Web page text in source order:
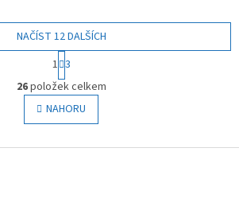
O
v
l
á
a
NAČÍST 12 DALŠÍCH
S
t
r
á
n
k
v
1 3
26položek celkem
NAHORU